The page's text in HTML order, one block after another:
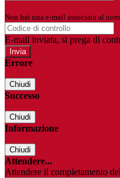
Non hai una e-mail associata al
E-mail inviata, si prega di
Errore
Chiudi
Successo
Chiudi
Informazione
Chiudi
Attendere...
Attendere il completamento